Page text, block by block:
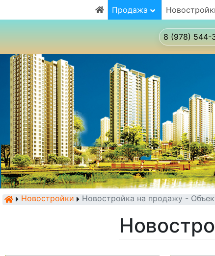
Продажа
8 (978) 544-
Новостройки Новостройка на продажу -